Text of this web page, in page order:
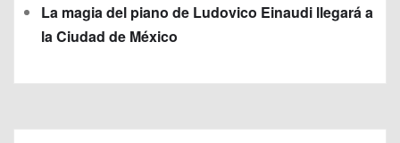
La magia del piano de Ludovico Einaudi llegará a
la Ciudad de México